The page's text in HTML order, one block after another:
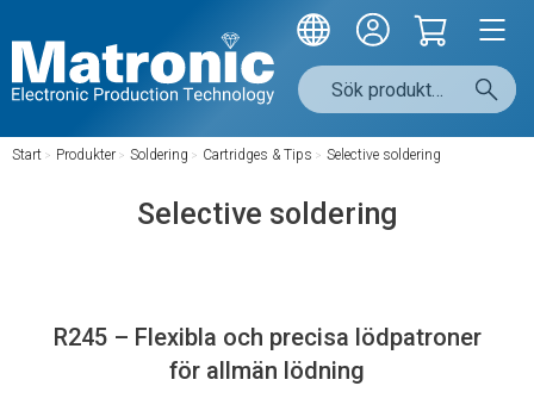
Start / Produkter / Soldering / Cartridges & Tips / Selective soldering
Selective soldering
R245 – Flexibla och precisa lödpatroner
för allmän lödning